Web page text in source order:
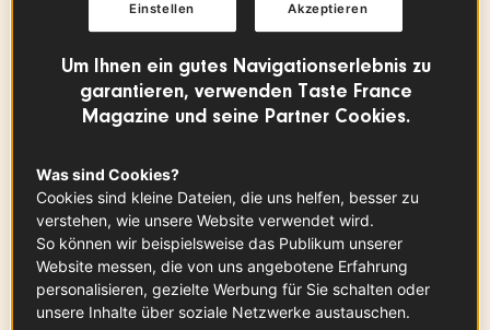
Butter aus Charentes-Poitou AOP
g Zum Produkt
Puderzucker
60g
Eigelbe
x2
Um Ihnen ein gutes Navigationserlebnis zu
garantieren, verwenden Taste France
Magazine und seine Partner Cookies.
Was sind Cookies?
Cookies sind kleine Dateien, die uns helfen, besser zu
verstehen, wie unsere Website verwendet wird.
So können wir beispielsweise das Publikum unserer
Website messen, die von uns angebotene Erfahrung
personalisieren, gezielte Werbung für Sie schalten oder
unsere Inhalte über soziale Netzwerke austauschen.
Akzeptieren
Einstellen